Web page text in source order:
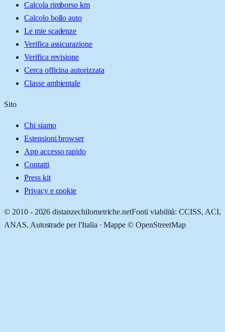
Calcola rimborso km
Calcolo bollo auto
Le mie scadenze
Verifica assicurazione
Verifica revisione
Cerca officina autorizzata
Classe ambientale
Sito
Chi siamo
Estensioni browser
App accesso rapido
Contatti
Press kit
Privacy e cookie
© 2010 - 2026 distanzechilometriche.netFonti viabilità: CCISS, ACI,
ANAS, Autostrade per l'Italia · Mappe © OpenStreetMap